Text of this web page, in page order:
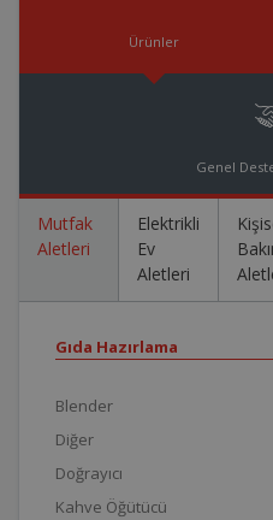
Ürünler
Genel
Mutfak
Aletleri
Elektrikli
Ev
Aletleri
Gıda Hazırlama
Blender
Diğer
Doğrayıcı
Kahve Öğütücü